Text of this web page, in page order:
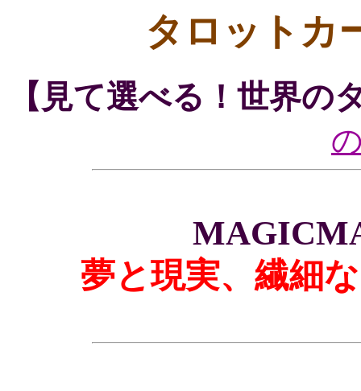
タロットカ
【見て選べる！世界の
夢と現実、繊細